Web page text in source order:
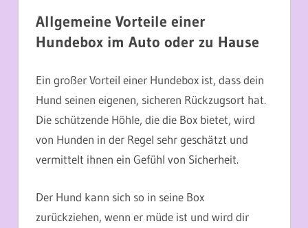
Allgemeine Vorteile einer
Hundebox im Auto oder zu Hause
Ein großer Vorteil einer Hundebox ist, dass dein
Hund seinen eigenen, sicheren Rückzugsort hat.
Die schützende Höhle, die die Box bietet, wird
von Hunden in der Regel sehr geschätzt und
vermittelt ihnen ein Gefühl von Sicherheit.
Der Hund kann sich so in seine Box
zurückziehen, wenn er müde ist und wird dir